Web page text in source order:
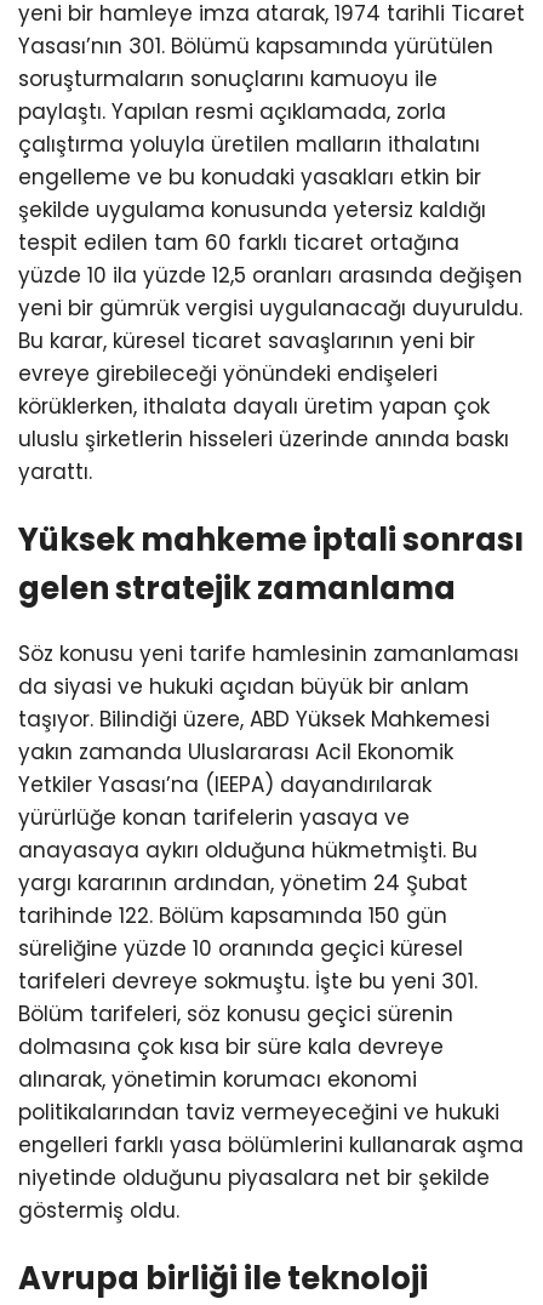
yeni bir hamleye imza atarak, 1974 tarihli Ticaret
Yasası’nın 301. Bölümü kapsamında yürütülen
soruşturmaların sonuçlarını kamuoyu ile
paylaştı. Yapılan resmi açıklamada, zorla
çalıştırma yoluyla üretilen malların ithalatını
engelleme ve bu konudaki yasakları etkin bir
şekilde uygulama konusunda yetersiz kaldığı
tespit edilen tam 60 farklı ticaret ortağına
yüzde 10 ila yüzde 12,5 oranları arasında değişen
yeni bir gümrük vergisi uygulanacağı duyuruldu.
Bu karar, küresel ticaret savaşlarının yeni bir
evreye girebileceği yönündeki endişeleri
körüklerken, ithalata dayalı üretim yapan çok
uluslu şirketlerin hisseleri üzerinde anında baskı
yarattı.
Yüksek mahkeme iptali sonrası
gelen stratejik zamanlama
Söz konusu yeni tarife hamlesinin zamanlaması
da siyasi ve hukuki açıdan büyük bir anlam
taşıyor. Bilindiği üzere, ABD Yüksek Mahkemesi
yakın zamanda Uluslararası Acil Ekonomik
Yetkiler Yasası’na (IEEPA) dayandırılarak
yürürlüğe konan tarifelerin yasaya ve
anayasaya aykırı olduğuna hükmetmişti. Bu
yargı kararının ardından, yönetim 24 Şubat
tarihinde 122. Bölüm kapsamında 150 gün
süreliğine yüzde 10 oranında geçici küresel
tarifeleri devreye sokmuştu. İşte bu yeni 301.
Bölüm tarifeleri, söz konusu geçici sürenin
dolmasına çok kısa bir süre kala devreye
alınarak, yönetimin korumacı ekonomi
politikalarından taviz vermeyeceğini ve hukuki
engelleri farklı yasa bölümlerini kullanarak aşma
niyetinde olduğunu piyasalara net bir şekilde
göstermiş oldu.
Avrupa birliği ile teknoloji